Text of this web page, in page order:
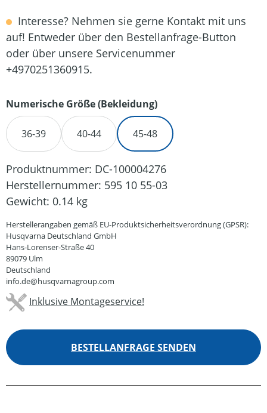
Interesse? Nehmen sie gerne Kontakt mit uns
auf! Entweder über den Bestellanfrage-Button
oder über unsere Servicenummer
+4970251360915.
Numerische Größe (Bekleidung)auswählen
36-39 40-44 45-48
Produktnummer: DC-100004276
Herstellernummer: 595 10 55-03
Gewicht: 0.14 kg
Herstellerangaben gemäß EU-Produktsicherheitsverordnung (GPSR):
Husqvarna Deutschland GmbH
Hans-Lorenser-Straße 40
89079 Ulm
Deutschland
info.de@husqvarnagroup.com
Inklusive Montageservice!
BESTELLANFRAGE SENDEN